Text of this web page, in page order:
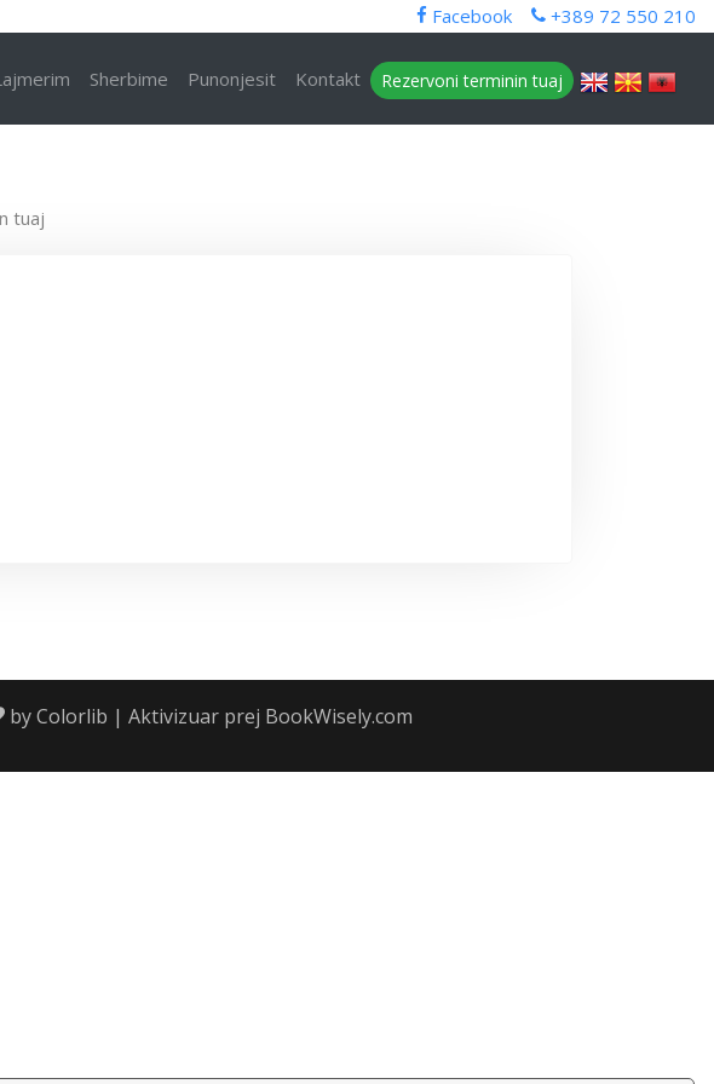
Facebook +389 72 550 210
Sherbime Punоnjеsit Kontakt Rezervoni terminin tuaj
tuaj
byColorlib | Aktivizuar prej BookWisely.com